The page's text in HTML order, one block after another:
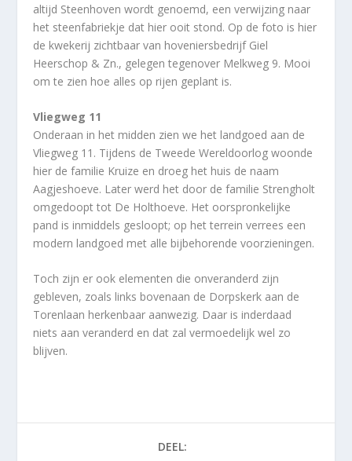
altijd Steenhoven wordt genoemd, een verwijzing naar
het steenfabriekje dat hier ooit stond. Op de foto is hier
de kwekerij zichtbaar van hoveniersbedrijf Giel
Heerschop & Zn., gelegen tegenover Melkweg 9. Mooi
om te zien hoe alles op rijen geplant is.
Vliegweg 11
Onderaan in het midden zien we het landgoed aan de
Vliegweg 11. Tijdens de Tweede Wereldoorlog woonde
hier de familie Kruize en droeg het huis de naam
Aagjeshoeve. Later werd het door de familie Strengholt
omgedoopt tot De Holthoeve. Het oorspronkelijke
pand is inmiddels gesloopt; op het terrein verrees een
modern landgoed met alle bijbehorende voorzieningen.
Toch zijn er ook elementen die onveranderd zijn
gebleven, zoals links bovenaan de Dorpskerk aan de
Torenlaan herkenbaar aanwezig. Daar is inderdaad
niets aan veranderd en dat zal vermoedelijk wel zo
blijven.
DEEL: